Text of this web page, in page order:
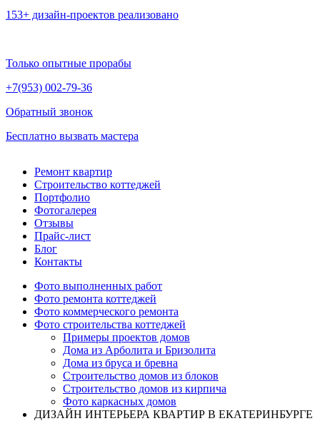
153+ дизайн-проектов реализовано
Только опытные прорабы
+7(953) 002-79-36
Обратный звонок
Бесплатно вызвать мастера
Ремонт квартир
Строительство коттеджей
Портфолио
Фотогалерея
Отзывы
Прайс-лист
Блог
Контакты
Фото выполненных работ
Фото ремонта коттеджей
Фото коммерческого ремонта
Фото строительства коттеджей
Примеры проектов домов
Дома из Арболита и Бризолита
Дома из бруса и бревна
Строительство домов из блоков
Строительство домов из кирпича
Фото каркасных домов
ДИЗАЙН ИНТЕРЬЕРА КВАРТИР В ЕКАТЕРИНБУРГЕ